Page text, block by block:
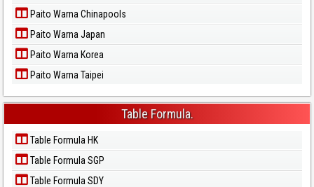
Paito Warna Chinapools
Paito Warna Japan
Paito Warna Korea
Paito Warna Taipei
Table Formula.
Table Formula HK
Table Formula SGP
Table Formula SDY